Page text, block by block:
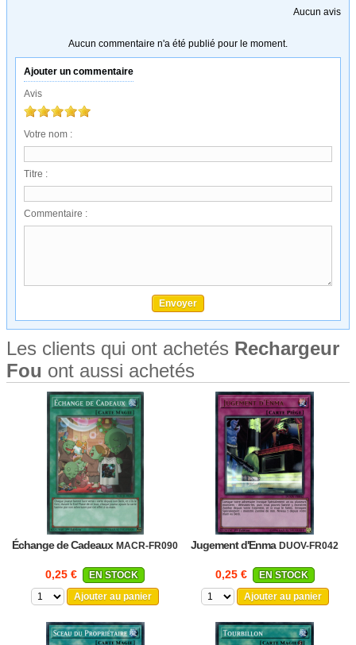
Aucun avis
Aucun commentaire n'a été publié pour le moment.
Ajouter un commentaire
Avis
Votre nom :
Titre :
Commentaire :
Les clients qui ont achetés Rechargeur
Fou ont aussi achetés
Échange de Cadeaux MACR-FR090
0,25 €
EN STOCK
Ajouter au panier
Jugement d'Enma DUOV-FR042
0,25 €
EN STOCK
Ajouter au panier